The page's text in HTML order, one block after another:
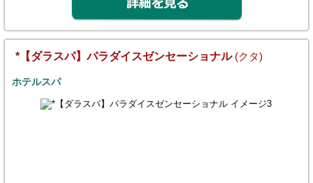
*【ダラスパ】パラダイスゼンセーショナル (クタ)
ホテルスパ